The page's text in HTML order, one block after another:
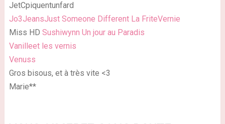
JetCpiquentunfard
Jo3JeansJust Someone Different La FriteVernie
Miss HD Sushiwynn Un jour au Paradis
Vanilleet les vernis
Venuss
Gros bisous, et à très vite <3
Marie**